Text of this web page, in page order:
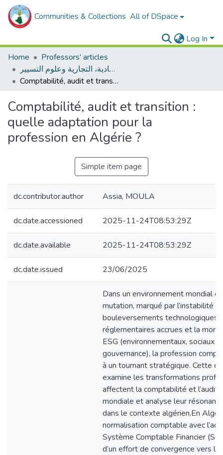
Communities & Collections All of DSpace
Log In
Home
Professors' articles
مقالات أساتذة كلية العلوم الإقتصادية، التجارية وعلوم التسيير
Comptabilité, audit et transition : quelle adaptation pour la profession en Algérie ?
Comptabilité, audit et transition :
quelle adaptation pour la
profession en Algérie ?
Simple item page
dc.contributor.author Assia, MOULA
dc.date.accessioned 2025-11-24T08:53:29Z
dc.date.available 2025-11-24T08:53:29Z
dc.date.issued 23/06/2025
Dans un environnement mondial
mutation, marqué par l’instabilité
bouleversements technologiques,
réglementaires accrues et la
ESG (environnementaux, sociaux
gouvernance), la profession
à un tournant stratégique. Cette
examine les transformations
affectent la comptabilité et l’audit
mondiale et analyse leur
dans le contexte algérien.En
normalisation comptable avec
Système Comptable Financier
d’un effort de convergence vers